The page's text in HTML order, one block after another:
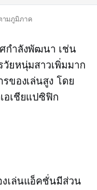
ามภูมิภาค
ศกำลังพัฒนา เช่น
ยหนุ่มสาวเพิ่มมาก
ของเล่นสูง โดย
อเชียแปซิฟิก
เล่นแอ็คชั่นมีส่วน